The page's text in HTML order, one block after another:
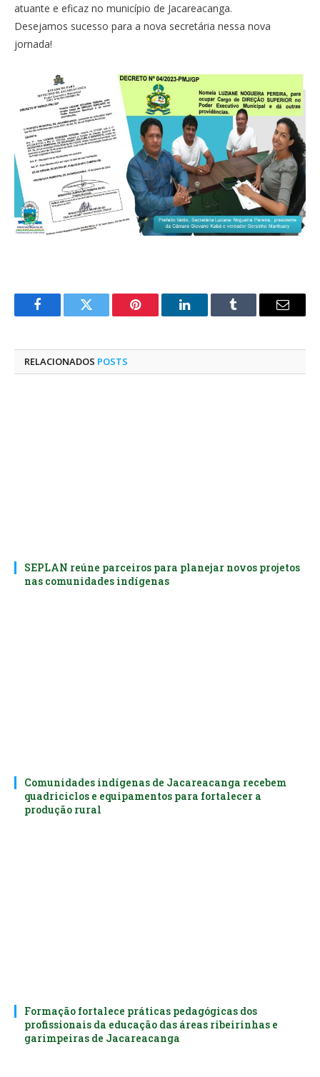
atuante e eficaz no município de Jacareacanga.
Desejamos sucesso para a nova secretária nessa nova
jornada!
FacebookTwitter Pinterest O
Tumblr
E-
RELACIONADOS POSTS
SEPLAN reúne parceiros para planejar novos projetos
nas comunidades indígenas
Comunidades indígenas de Jacareacanga recebem
quadriciclos e equipamentos para fortalecer a
produção rural
Formação fortalece práticas pedagógicas dos
profissionais da educação das áreas ribeirinhas e
garimpeiras de Jacareacanga